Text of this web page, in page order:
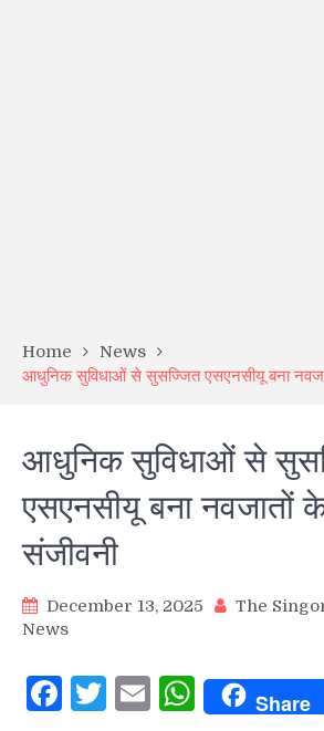
Home
News
आधुनिक सुविधाओं से सुसज्जित एसएनसीयू बना
आधुनिक सुविधाओं से
एसएनसीयू बना नवजातों
संजीवनी
December 13, 2025
The
News
Facebook
Twitter
Email Share